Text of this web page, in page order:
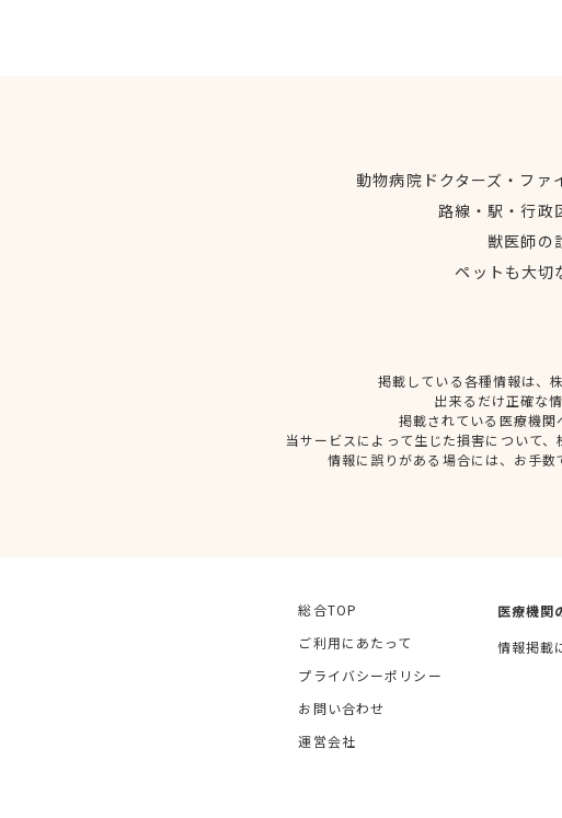
動物病院ドクターズ・フ
路線・駅・行政
獣医師の
ペットも大切
掲載している各種情報は、
出来るだけ正確な
掲載されている医療機
当サービスによって生じた損害について
情報に誤りがある場合には、お手
総合TOP
ご利用にあたって
プライバシーポリシー
お問い合わせ
運営会社
医療機関
情報掲載